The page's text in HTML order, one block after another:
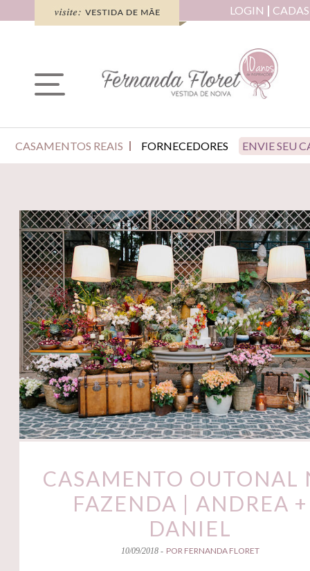
LOGIN
CASAMENTOS REAIS FORNECEDORES ENVIE SEU
CASAMENTO OUTONAL
FAZENDA | ANDREA +
DANIEL
10/09/2018 - POR FERNANDA FLORET